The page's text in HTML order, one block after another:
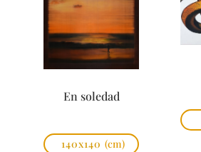
En soledad
140x140 (cm)